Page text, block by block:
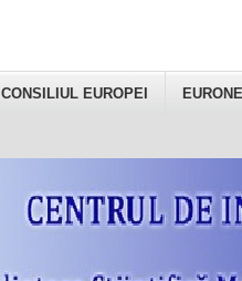
CONSILIUL EUROPEI